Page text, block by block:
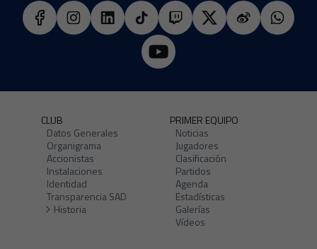
CLUB
Datos Generales
Organigrama
Accionistas
Instalaciones
Identidad
Transparencia SAD
Historia
PRIMER EQUIPO
Noticias
Jugadores
Clasificación
Partidos
Agenda
Estadísticas
Galerías
Vídeos